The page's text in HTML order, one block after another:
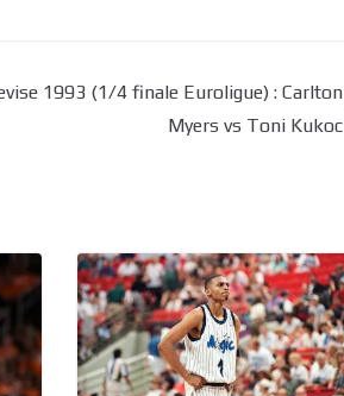
1993 (1/4 finale Euroligue) : Carlton
Myers vs Toni Kukoc